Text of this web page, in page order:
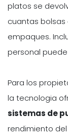
platos se
cuantas
empaques.
personal
Para los
la tecnologia
sistemas de
rendimiento